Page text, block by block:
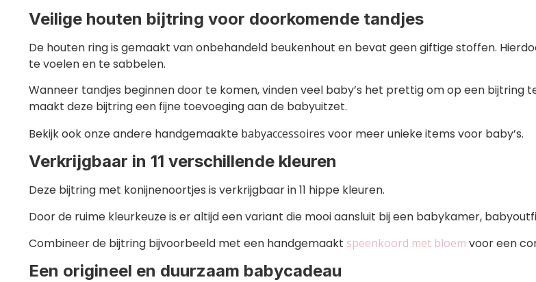
Veilige houten bijtring voor doorkomende tandjes
De houten ring is gemaakt van onbehandeld beukenhout en bevat geen giftige stoffen.
te voelen en te sabbelen.
Wanneer tandjes beginnen door te komen, vinden veel baby’s het prettig om op een bijtring
maakt deze bijtring een fijne toevoeging aan de babyuitzet.
Bekijk ook onze andere handgemaakte babyaccessoires voor meer unieke items voor baby’s.
Verkrijgbaar in 11 verschillende kleuren
Deze bijtring met konijnenoortjes is verkrijgbaar in 11 hippe kleuren.
Door de ruime kleurkeuze is er altijd een variant die mooi aansluit bij een babykamer,
Combineer de bijtring bijvoorbeeld met een handgemaakt speenkoord met bloem voor een
Een origineel en duurzaam babycadeau